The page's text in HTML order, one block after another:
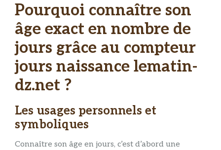
Pourquoi connaître son
âge exact en nombre de
jours grâce au compteur
jours naissance lematin-
dz.net ?
Les usages personnels et
symboliques
Connaître son âge en jours, c’est d’abord une